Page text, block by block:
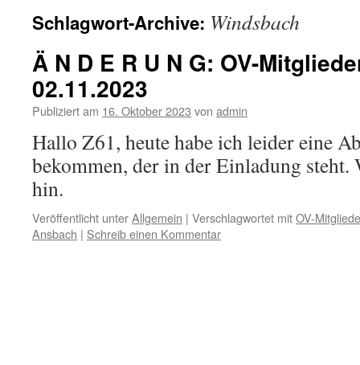
Schlagwort-Archive: Windsbach
Ä N D E R U N G: OV-
02.11.2023
Publiziert am 16. Oktober 2023 von admin
Hallo Z61, heute habe ich leider eine
bekommen, der in der Einladung steht.
hin.
Veröffentlicht unterAllgemein | Verschlagwortet mitOV-
Ansbach | Schreib einen Kommentar